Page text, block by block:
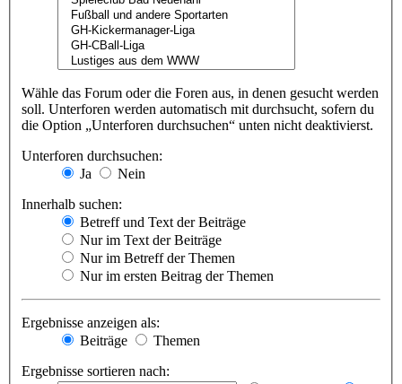
Wähle das Forum oder die Foren aus, in denen gesucht werden
soll. Unterforen werden automatisch mit durchsucht, sofern du
die Option „Unterforen durchsuchen“ unten nicht deaktivierst.
Unterforen durchsuchen:
Ja
Nein
Innerhalb suchen:
Betreff und Text der Beiträge
Nur im Text der Beiträge
Nur im Betreff der Themen
Nur im ersten Beitrag der Themen
Ergebnisse anzeigen als:
Beiträge
Themen
Ergebnisse sortieren nach: